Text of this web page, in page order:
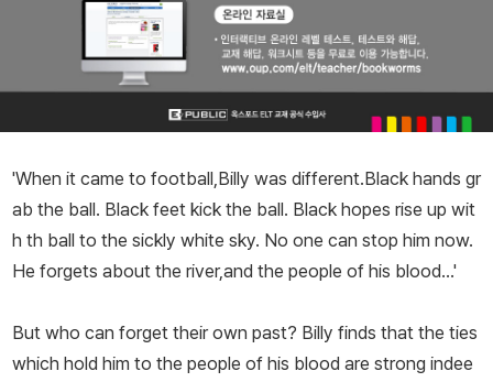
'When it came to football,Billy was different.Black hands gr
ab the ball. Black feet kick the ball. Black hopes rise up wit
h th ball to the sickly white sky. No one can stop him now.
He forgets about the river,and the people of his blood...'
But who can forget their own past? Billy finds that the ties
which hold him to the people of his blood are strong indee